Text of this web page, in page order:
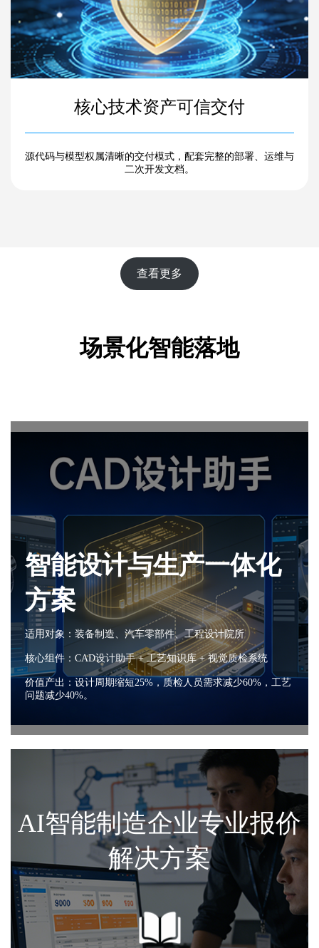
核心技术资产可信交付
源代码与模型权属清晰的交付模式，配套完整的部署、运维与
二次开发文档。
查看更多
场景化智能落地
智能设计与生产一体化
方案
适用对象：装备制造、汽车零部件、工程设计院所
核心组件：CAD设计助手 + 工艺知识库 + 视觉质检系统
价值产出：设计周期缩短25%，质检人员需求减少60%，工艺
问题减少40%。
AI智能制造企业专业报价
解决方案